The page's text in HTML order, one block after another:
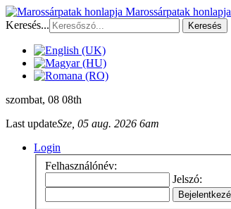
Marossárpatak honlapja
Keresés...
Keresés
szombat, 08 08th
Last updateSze, 05 aug. 2026 6am
Login
Felhasználónév:
Jelszó: